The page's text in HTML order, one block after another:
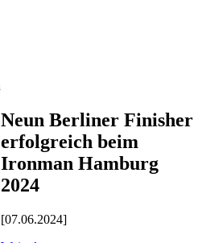
Neun Berliner Finisher
erfolgreich beim
Ironman Hamburg
2024
[07.06.2024]